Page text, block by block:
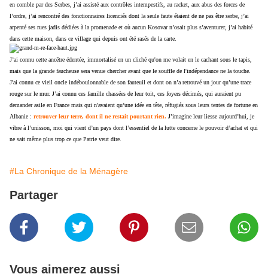
en comble par des Serbes, j’ai assisté aux contrôles intempestifs, au racket, aux abus des forces de
l’ordre, j’ai rencontré des fonctionnaires licenciés dont la seule faute étaient de ne pas être serbe, j’ai
arpenté ses rues jadis dédiées à la promenade et où aucun Kosovar n’osait plus s’aventurer, j’ai habité
dans cette maison, dans ce village qui depuis ont été rasés de la carte.
J’ai connu cette ancêtre édentée, immortalisé en un cliché qu'on me volait en le cachant sous le tapis,
mais que la grande faucheuse sera venue chercher avant que le souffle de l'indépendance ne la touche.
J'ai connu ce vieil oncle indéboulonnable de son fauteuil et dont on n’a retrouvé un jour qu’une trace
rouge sur le mur. J’ai connu ces famille chassées de leur toit, ces foyers décimés, qui auraient pu
demander asile en France mais qui n'avaient qu’une idée en tête, réfugiés sous leurs tentes de fortune en
Albanie : retrouver leur terre, dont il ne restait pourtant rien. J’imagine leur liesse aujourd’hui, je
vibre à l’unisson, moi qui vient d’un pays dont l’essentiel de la lutte concerne le pouvoir d’achat et qui
ne sait même plus trop ce que Patrie veut dire.
#La Chronique de la Ménagère
Partager
Vous aimerez aussi